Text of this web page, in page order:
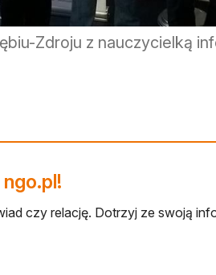
Zdroju z nauczycielką
czy relację. Dotrzyj ze swoją